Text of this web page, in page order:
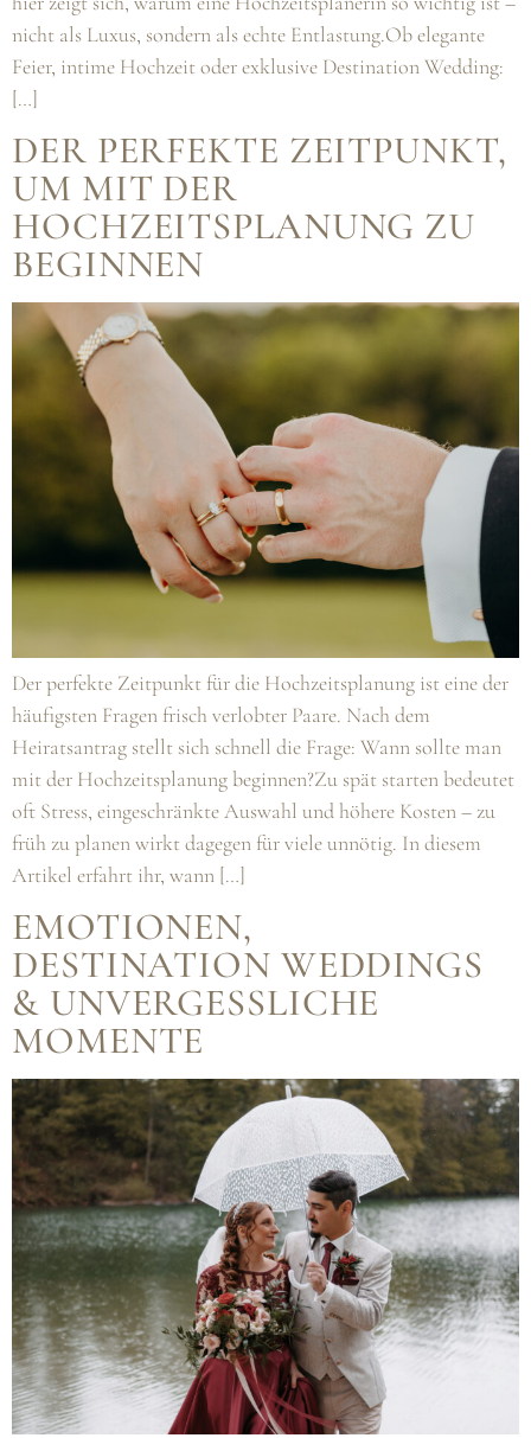
nicht als Luxus, sondern als echte Entlastung.Ob elegante
Feier, intime Hochzeit oder exklusive Destination Wedding:
[…]
DER PERFEKTE ZEITPUNKT,
UM MIT DER
HOCHZEITSPLANUNG ZU
BEGINNEN
Der perfekte Zeitpunkt für die Hochzeitsplanung ist eine der
häufigsten Fragen frisch verlobter Paare. Nach dem
Heiratsantrag stellt sich schnell die Frage: Wann sollte man
mit der Hochzeitsplanung beginnen?Zu spät starten bedeutet
oft Stress, eingeschränkte Auswahl und höhere Kosten – zu
früh zu planen wirkt dagegen für viele unnötig. In diesem
Artikel erfahrt ihr, wann […]
EMOTIONEN,
DESTINATION WEDDINGS
& UNVERGESSLICHE
MOMENTE